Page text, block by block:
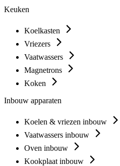
Keuken
Koelkasten
Vriezers
Vaatwassers
Magnetrons
Koken
Inbouw apparaten
Koelen & vriezen inbouw
Vaatwassers inbouw
Oven inbouw
Kookplaat inbouw